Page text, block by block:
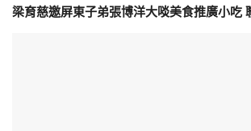
梁育慈邀屏東子弟張博洋大啖美食推廣小吃